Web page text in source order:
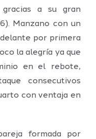
a su gran
Manzano con un
por primera
la alegría ya que
en el rebote,
consecutivos
con ventaja en
formada por